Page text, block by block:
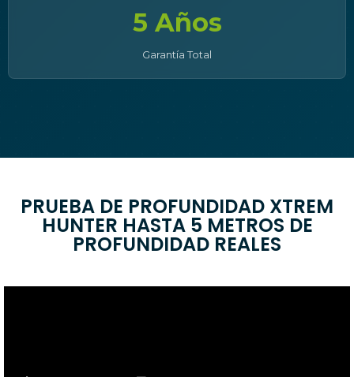
5 Años
Garantía Total
PRUEBA DE PROFUNDIDAD XTREM
HUNTER HASTA 5 METROS DE
PROFUNDIDAD REALES